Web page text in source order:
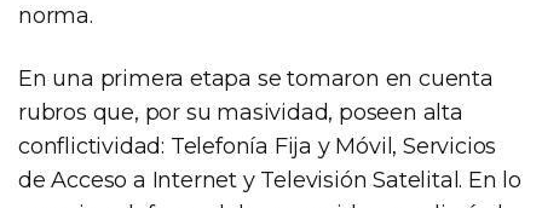
norma.
En una primera etapa se tomaron en cuenta
rubros que, por su masividad, poseen alta
conflictividad: Telefonía Fija y Móvil, Servicios
de Acceso a Internet y Televisión Satelital. En lo